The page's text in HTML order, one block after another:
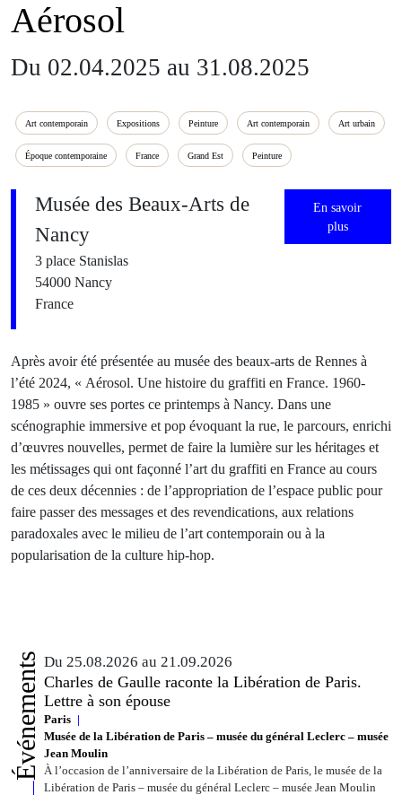
Aérosol
Du 02.04.2025 au 31.08.2025
Art contemporain Expositions Peinture Art contemporain Art urbain
Époque contemporaine France Grand Est Peinture
Musée des Beaux-Arts de
Nancy
3 place Stanislas
54000 Nancy
France
En savoir
plus
Après avoir été présentée au musée des beaux-arts de Rennes à
l’été 2024, « Aérosol. Une histoire du graffiti en France. 1960-
1985 » ouvre ses portes ce printemps à Nancy. Dans une
scénographie immersive et pop évoquant la rue, le parcours, enrichi
d’œuvres nouvelles, permet de faire la lumière sur les héritages et
les métissages qui ont façonné l’art du graffiti en France au cours
de ces deux décennies : de l’appropriation de l’espace public pour
faire passer des messages et des revendications, aux relations
paradoxales avec le milieu de l’art contemporain ou à la
popularisation de la culture hip-hop.
Événements Du 25.08.2026 au 21.09.2026
Charles de Gaulle raconte la Libération de Paris.
Lettre à son épouse
Paris
Musée de la Libération de Paris – musée du général Leclerc – musée
Jean Moulin
À l’occasion de l’anniversaire de la Libération de Paris, le musée de la
Libération de Paris – musée du général Leclerc – musée Jean Moulin